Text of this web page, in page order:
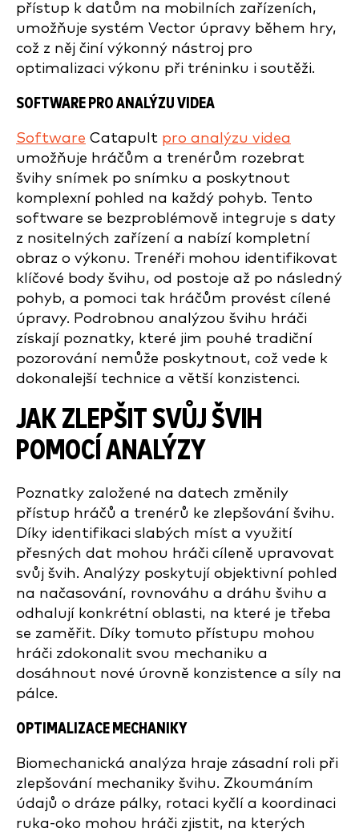
přístup k datům na mobilních zařízeních,
umožňuje systém Vector úpravy během hry,
což z něj činí výkonný nástroj pro
optimalizaci výkonu při tréninku i soutěži.
SOFTWARE PRO ANALÝZU VIDEA
Software Catapult pro analýzu videa
umožňuje hráčům a trenérům rozebrat
švihy snímek po snímku a poskytnout
komplexní pohled na každý pohyb. Tento
software se bezproblémově integruje s daty
z nositelných zařízení a nabízí kompletní
obraz o výkonu. Trenéři mohou identifikovat
klíčové body švihu, od postoje až po následný
pohyb, a pomoci tak hráčům provést cílené
úpravy. Podrobnou analýzou švihu hráči
získají poznatky, které jim pouhé tradiční
pozorování nemůže poskytnout, což vede k
dokonalejší technice a větší konzistenci.
JAK ZLEPŠIT SVŮJ ŠVIH
POMOCÍ ANALÝZY
Poznatky založené na datech změnily
přístup hráčů a trenérů ke zlepšování švihu.
Díky identifikaci slabých míst a využití
přesných dat mohou hráči cíleně upravovat
svůj švih. Analýzy poskytují objektivní pohled
na načasování, rovnováhu a dráhu švihu a
odhalují konkrétní oblasti, na které je třeba
se zaměřit. Díky tomuto přístupu mohou
hráči zdokonalit svou mechaniku a
dosáhnout nové úrovně konzistence a síly na
pálce.
OPTIMALIZACE MECHANIKY
Biomechanická analýza hraje zásadní roli při
zlepšování mechaniky švihu. Zkoumáním
údajů o dráze pálky, rotaci kyčlí a koordinaci
ruka-oko mohou hráči zjistit, na kterých